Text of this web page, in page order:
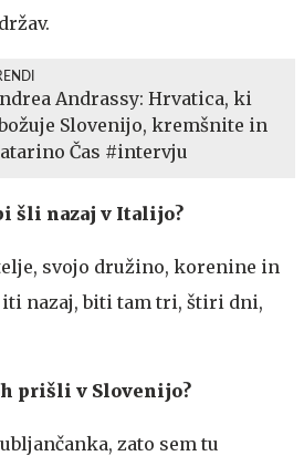
Andrassy: Hrvatica, ki
Slovenijo, kremšnite in
Čas #intervju
šli nazaj v Italijo?
svojo družino, korenine in
nazaj, biti tam tri, štiri dni,
prišli v Slovenijo?
zato sem tu